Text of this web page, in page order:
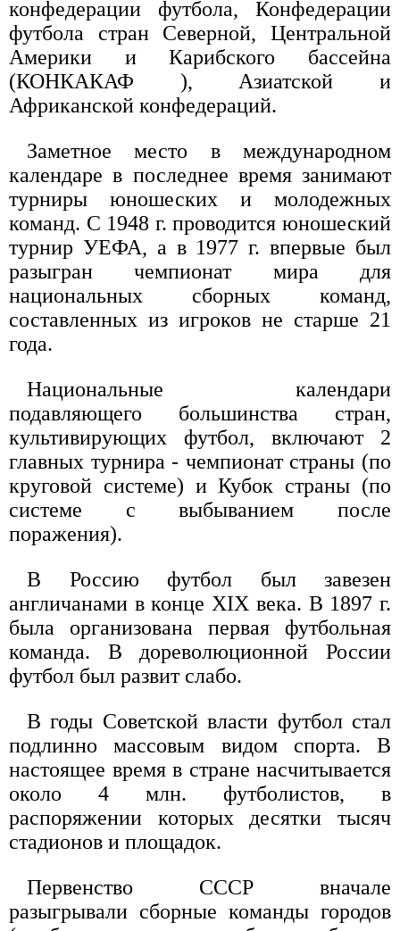
конфедерации футбола, Конфедерации
футбола стран Северной, Центральной
Америки и Карибского бассейна
(КОНКАКАФ ), Азиатской и
Африканской конфедераций.
Заметное место в международном
календаре в последнее время занимают
турниры юношеских и молодежных
команд. С 1948 г. проводится юношеский
турнир УЕФА, а в 1977 г. впервые был
разыгран чемпионат мира для
национальных сборных команд,
составленных из игроков не старше 21
года.
Национальные календари
подавляющего большинства стран,
культивирующих футбол, включают 2
главных турнира - чемпионат страны (по
круговой системе) и Кубок страны (по
системе с выбыванием после
поражения).
В Россию футбол был завезен
англичанами в конце XIX века. В 1897 г.
была организована первая футбольная
команда. В дореволюционной России
футбол был развит слабо.
В годы Советской власти футбол стал
подлинно массовым видом спорта. В
настоящее время в стране насчитывается
около 4 млн. футболистов, в
распоряжении которых десятки тысяч
стадионов и площадок.
Первенство СССР вначале
разыгрывали сборные команды городов